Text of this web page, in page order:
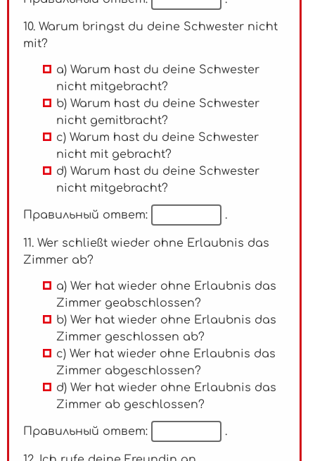
10. Warum bringst du deine Schwester nicht
mit?
a) Warum hast du deine Schwester
nicht mitgebracht?
b) Warum hast du deine Schwester
nicht gemitbracht?
c) Warum hast du deine Schwester
nicht mit gebracht?
d) Warum hast du deine Schwester
nicht mitgebracht?
Правильный ответ: .
11. Wer schließt wieder ohne Erlaubnis das
Zimmer ab?
a) Wer hat wieder ohne Erlaubnis das
Zimmer geabschlossen?
b) Wer hat wieder ohne Erlaubnis das
Zimmer geschlossen ab?
c) Wer hat wieder ohne Erlaubnis das
Zimmer abgeschlossen?
d) Wer hat wieder ohne Erlaubnis das
Zimmer ab geschlossen?
Правильный ответ: .